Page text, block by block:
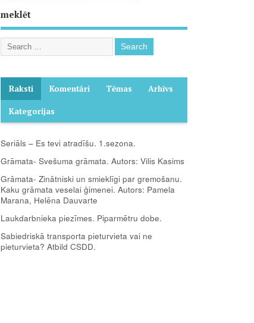
meklēt
Raksti Komentāri Tēmas Arhīvs
Kategorijas
Seriāls – Es tevi atradīšu. 1.sezona.
Grāmata- Svešuma grāmata. Autors: Vilis Kasims
Grāmata- Zinātniski un smieklīgi par gremošanu.
Kaku grāmata veselai ģimenei. Autors: Pamela
Marana, Helēna Dauvarte
Laukdarbnieka piezīmes. Piparmētru dobe.
Sabiedriskā transporta pieturvieta vai ne
pieturvieta? Atbild CSDD.